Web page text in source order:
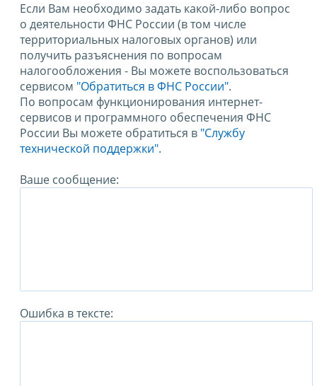
Если Вам необходимо задать какой-либо вопрос
о деятельности ФНС России (в том числе
территориальных налоговых органов) или
получить разъяснения по вопросам
налогообложения - Вы можете воспользоваться
сервисом "Обратиться в ФНС России".
По вопросам функционирования интернет-
сервисов и программного обеспечения ФНС
России Вы можете обратиться в "Службу
технической поддержки".
Ваше сообщение:
Ошибка в тексте: